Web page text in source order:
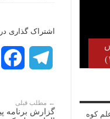
اشتراک گذاری
← مطلب قبلی
گزارش برنامه
کوه